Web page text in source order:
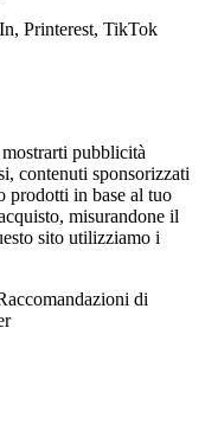
Printerest, TikTok
pubblicità
contenuti sponsorizzati
prodotti in base al tuo
misurandone il
sito utilizziamo i
di